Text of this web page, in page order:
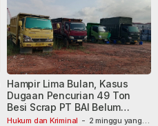
Hukum dan Kriminal - 2 minggu yang
Hampir Lima Bulan, Kasus
Dugaan Pencurian 49 Ton
Besi Scrap PT BAI Belum
Tetapkan Tersangka